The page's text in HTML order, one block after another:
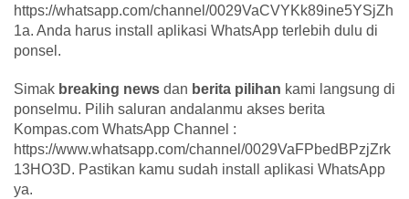
https://whatsapp.com/channel/0029VaCVYKk89ine5YSjZh
1a. Anda harus install aplikasi WhatsApp terlebih dulu di
ponsel.
Simak breaking news dan berita pilihan kami langsung di
ponselmu. Pilih saluran andalanmu akses berita
Kompas.com WhatsApp Channel :
https://www.whatsapp.com/channel/0029VaFPbedBPzjZrk
13HO3D. Pastikan kamu sudah install aplikasi WhatsApp
ya.